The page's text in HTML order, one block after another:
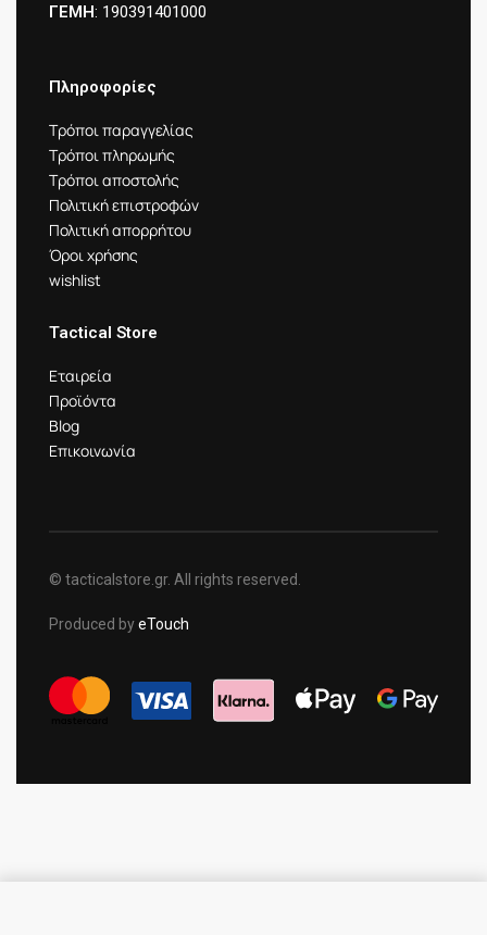
ΓΕΜΗ: 190391401000
Πληροφορίες
Τρόποι παραγγελίας
Τρόποι πληρωμής
Τρόποι αποστολής
Πολιτική επιστροφών
Πολιτική απορρήτου
Όροι χρήσης
wishlist
Tactical Store
Εταιρεία
Προϊόντα
Blog
Επικοινωνία
© tacticalstore.gr. All rights reserved.
Produced byeTouch